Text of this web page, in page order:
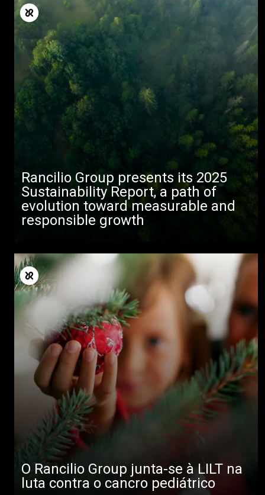
Rancilio Group presents its 2025
Sustainability Report, a path of
evolution toward measurable and
responsible growth
O Rancilio Group junta-se à LILT na
luta contra o cancro pediátrico